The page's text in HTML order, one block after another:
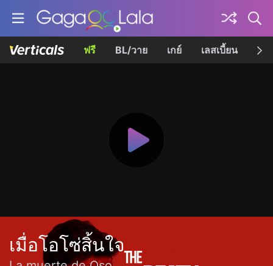
ฟรี BL/วาย เกย์ เลสเบี้ยน เค
เมื่อโอโซ่สิ้นใจ